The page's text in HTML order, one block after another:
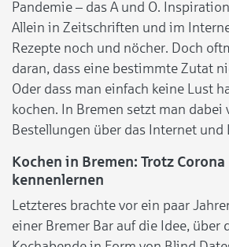
Pandemie – das A und O.
Allein in Zeitschriften und im
Rezepte noch und nöcher. Doch
daran, dass eine bestimmte Zutat
Oder dass man einfach keine Lust
kochen. In Bremen setzt man dabei
Bestellungen über das Internet und
Kochen in Bremen: Trotz
kennenlernen
Letzteres brachte vor ein paar
einer Bremer Bar auf die Idee, über